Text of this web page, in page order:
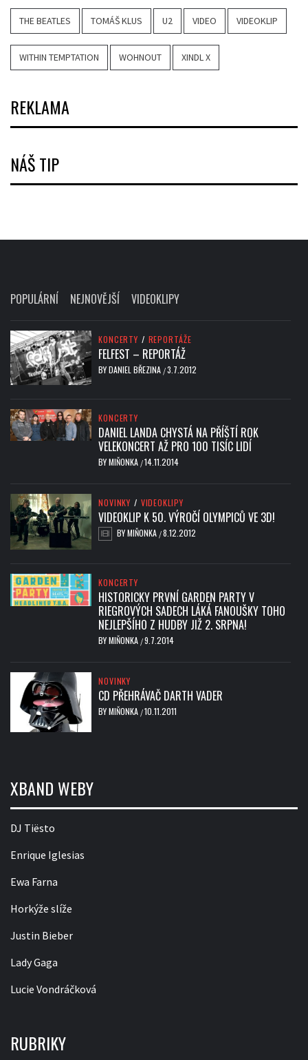
THE BEATLES TOMÁŠ KLUS U2 VIDEO VIDEOKLIP
WITHIN TEMPTATION WOHNOUT XINDL X
REKLAMA
NÁŠ TIP
POPULÁRNÍ NEJNOVĚJŠÍ VIDEOKLIPY
KONCERTY / REPORTÁŽE
FELFEST – REPORTÁŽ
BYDANIEL BŘEZINA /3.7.2012
KONCERTY
DANIEL LANDA CHYSTÁ NA PŘÍŠTÍ ROK
VELEKONCERT AŽ PRO 100 TISÍC LIDÍ
BYMIŇONKA /14.11.2014
NOVINKY / VIDEOKLIPY
VIDEOKLIP K 50. VÝROČÍ OLYMPICŮ VE 3D!
BYMIŇONKA /8.12.2012
KONCERTY
HISTORICKY PRVNÍ GARDEN PARTY V
RIEGROVÝCH SADECH LÁKÁ FANOUŠKY TOHO
NEJLEPŠÍHO Z HUDBY JIŽ 2. SRPNA!
BYMIŇONKA /9.7.2014
NOVINKY
CD PŘEHRÁVAČ DARTH VADER
BYMIŇONKA /10.11.2011
XBAND WEBY
DJ Tiësto
Enrique Iglesias
Ewa Farna
Horkýže slíže
Justin Bieber
Lady Gaga
Lucie Vondráčková
RUBRIKY